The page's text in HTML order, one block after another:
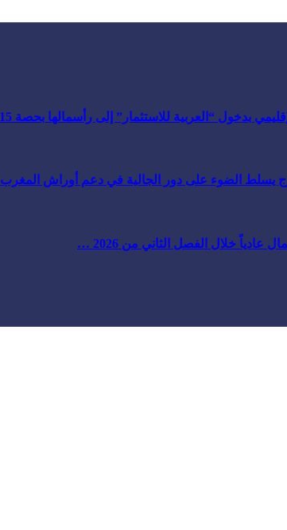
بدخول “العربية للاستثمار” إلى رأسمالها بحصة 15% …
يسلط الضوء على دور الجالية في دعم أوراش المغرب 2030 …